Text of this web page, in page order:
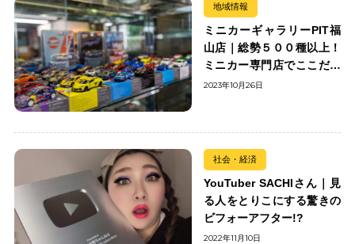
地域情報
ミニカーギャラリーPIT福
山店｜総勢５００種以上！
ミニカー専門店でここだけ
の出会いを楽しもう
2023年10月26日
社会・経済
YouTuber SACHIさん｜見
る人をとりこにする驚きの
ビフォーアフター!?
2022年11月10日